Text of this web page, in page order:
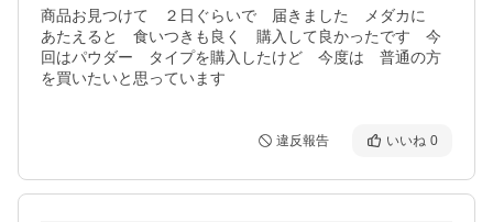
商品お見つけて　２日ぐらいで　届きました　メダカに
あたえると　食いつきも良く　購入して良かったです　今
回はパウダー　タイプを購入したけど　今度は　普通の方
を買いたいと思っています
違反報告 いいね 0